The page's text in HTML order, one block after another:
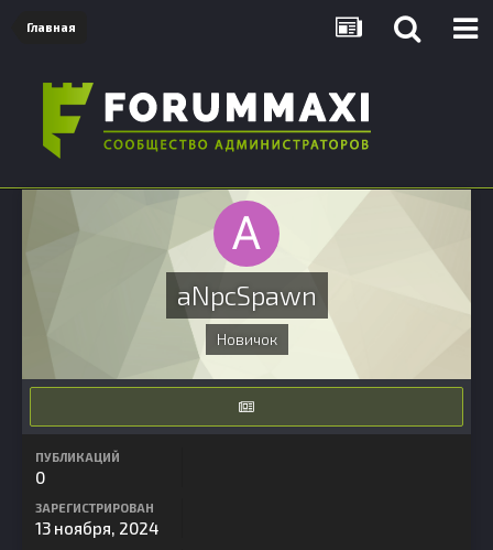
Главная
aNpcSpawn
Новичок
ПУБЛИКАЦИЙ
0
ЗАРЕГИСТРИРОВАН
13 ноября, 2024